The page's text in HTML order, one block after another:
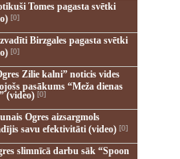
Tomes pagasta svētki
[0]
Birzgales pagasta svētki
[0]
Zilie kalni” noticis vides
pasākums “Meža dienas
(video)[0]
Ogres aizsargmols
savu efektivitāti (video)[0]
slimnīcā darbu sāk “Spoon